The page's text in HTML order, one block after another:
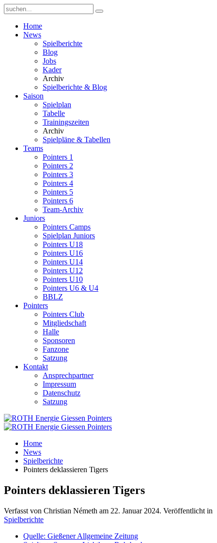
Home
News
Spielberichte
Blog
Jobs
Kader
Archiv
Spielberichte & Blog
Saison
Spielplan
Tabelle
Trainingszeiten
Archiv
Spielpläne & Tabellen
Teams
Pointers 1
Pointers 2
Pointers 3
Pointers 4
Pointers 5
Pointers 6
Team-Archiv
Juniors
Pointers Camps
Spielplan Juniors
Pointers U18
Pointers U16
Pointers U14
Pointers U12
Pointers U10
Pointers U6 & U4
BBLZ
Pointers
Pointers Club
Mitgliedschaft
Halle
Sponsoren
Fanzone
Satzung
Kontakt
Ansprechpartner
Impressum
Datenschutz
Satzung
Home
News
Spielberichte
Pointers deklassieren Tigers
Pointers deklassieren Tigers
Verfasst von Christian Németh am 22. Januar 2024. Veröffentlicht in
Spielberichte
Quelle: Gießener Allgemeine Zeitung